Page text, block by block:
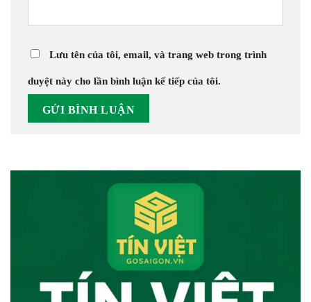
Lưu tên của tôi, email, và trang web trong trình
duyệt này cho lần bình luận kế tiếp của tôi.